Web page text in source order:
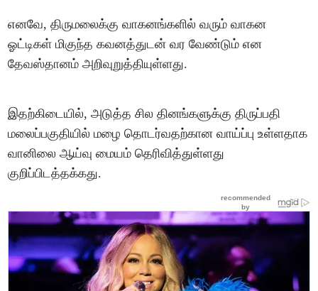
எனவே, திருமலைக்கு வாகனங்களில் வரும் வாகன
ஓட்டிகள் மிகுந்த கவனத்துடன் வர வேண்டும் என
தேவஸ்தானம் அறிவுறுத்தியுள்ளது.
இதற்கிடையில், அடுத்த சில தினங்களுக்கு திருப்பதி
மலைப்பகுதியில் மழை தொடர்வதற்கான வாய்ப்பு உள்ளதாக
வானிலை ஆய்வு மையம் தெரிவித்துள்ளது
குறிப்பிடத்தக்கது.